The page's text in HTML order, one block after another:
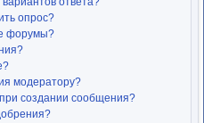
опрос?
форумы?
модератору?
создании сообщения?